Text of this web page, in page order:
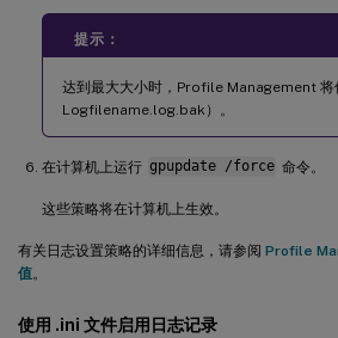
提示：
达到最大大小时，Profile Management 将
Logfilename.log.bak）。
在计算机上运行 gpupdate /force 命令。
这些策略将在计算机上生效。
有关日志设置策略的详细信息，请参阅 Profile
值。
使用 .ini 文件启用日志记录